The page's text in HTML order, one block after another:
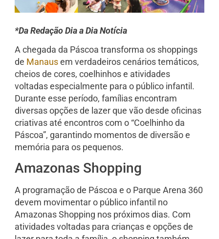
*Da Redação Dia a Dia Notícia
A chegada da Páscoa transforma os shoppings
de Manausem verdadeiros cenários temáticos,
cheios de cores, coelhinhos e atividades
voltadas especialmente para o público infantil.
Durante esse período, famílias encontram
diversas opções de lazer que vão desde oficinas
criativas até encontros com o “Coelhinho da
Páscoa”, garantindo momentos de diversão e
memória para os pequenos.
Amazonas Shopping
A programação de Páscoa e o Parque Arena 360
devem movimentar o público infantil no
Amazonas Shopping nos próximos dias. Com
atividades voltadas para crianças e opções de